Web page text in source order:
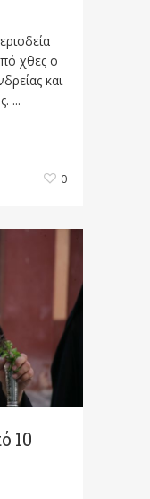
χθες ο
και
...
0
10